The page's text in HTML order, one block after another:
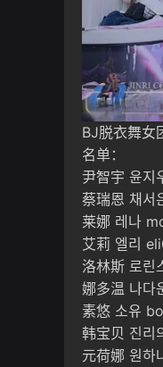
BJ脱衣舞女
名单：
尹智宇 윤
蔡瑞恩 채서
莱娜 레나
艾莉 엘리
洛林斯 로
娜多温 나다
素悠 소유
韩宝贝 진리
元荷娜 원하